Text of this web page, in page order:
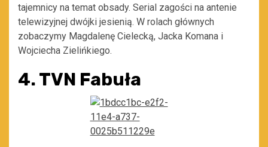
tajemnicy na temat obsady. Serial zagości na antenie
telewizyjnej dwójki jesienią. W rolach głównych
zobaczymy Magdalenę Cielecką, Jacka Komana i
Wojciecha Zielińkiego.
4. TVN Fabuła